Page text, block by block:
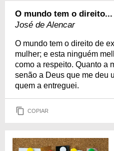
O mundo tem o direito...
José de Alencar
O mundo tem o direito de
mulher; e esta ninguém
como a respeito. Quanto a
senão a Deus que me deu
quem a entreguei.
COPIAR